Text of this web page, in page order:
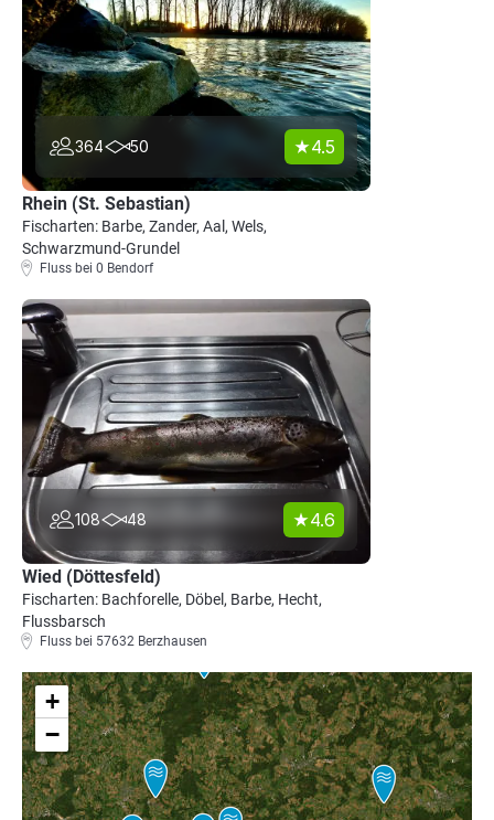
364 50 4.5
Rhein (St. Sebastian)
Fischarten: Barbe, Zander, Aal, Wels,
Schwarzmund-Grundel
Fluss bei 0 Bendorf
108 48 4.6
Wied (Döttesfeld)
Fischarten: Bachforelle, Döbel, Barbe, Hecht,
Flussbarsch
Fluss bei 57632 Berzhausen
+
−